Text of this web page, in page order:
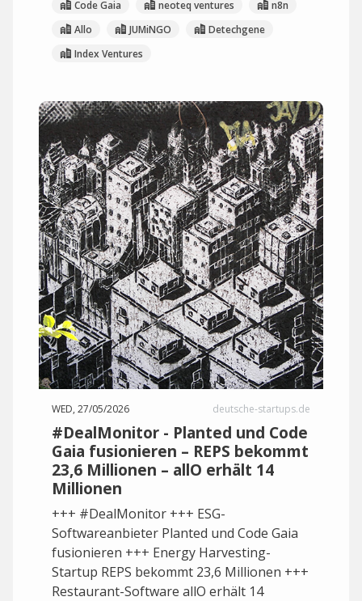
Code Gaia neoteq ventures
n8n
Allo
JUMiNGO
Detechgene
Index Ventures
WED, 27/05/2026 deutsche-startups.de
#DealMonitor - Planted und Code
Gaia fusionieren – REPS bekommt
23,6 Millionen – allO erhält 14
Millionen
+++ #DealMonitor +++ ESG-
Softwareanbieter Planted und Code Gaia
fusionieren +++ Energy Harvesting-
Startup REPS bekommt 23,6 Millionen +++
Restaurant-Software allO erhält 14